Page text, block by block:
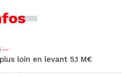
—
loin en levant 5,1 M€